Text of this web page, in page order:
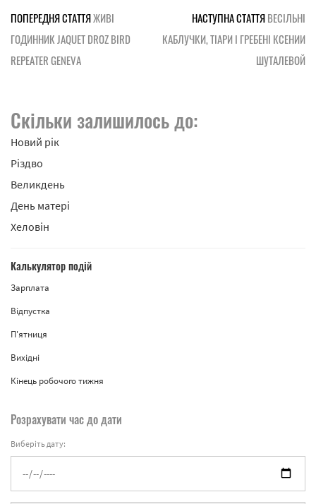
ПОПЕРЕДНЯ СТАТТЯЖИВІ
ГОДИННИК JAQUET DROZ BIRD
REPEATER GENEVA
НАСТУПНА СТАТТЯВЕСІЛЬНІ
КАБЛУЧКИ, ТІАРИ І ГРЕБЕНІ КСЕНИИ
ШУТАЛЕВОЙ
Скільки залишилось до:
Новий рік
Різдво
Великдень
День матері
Хеловін
Калькулятор подій
Зарплата
Відпустка
П'ятниця
Вихідні
Кінець робочого тижня
Розрахувати час до дати
Виберіть дату: